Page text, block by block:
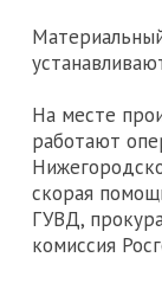
На месте
работают
скорая
ГУВД,
комиссия